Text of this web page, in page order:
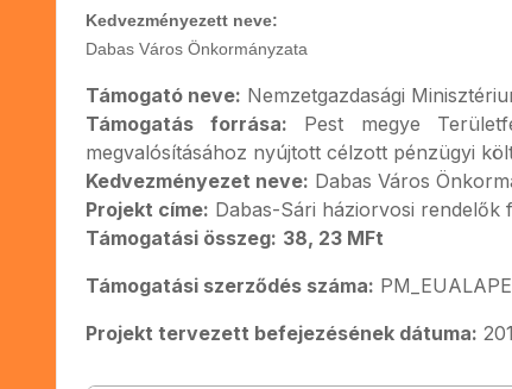
Kedvezményezett neve:
Dabas Város Önkormányzata
Támogató neve: Nemzetgazdasági
Támogatás forrása: Pest megye
megvalósításához nyújtott célzott pénzügyi
Kedvezményezet neve: Dabas Város
Projekt címe: Dabas-Sári háziorvosi rendelők
Támogatási összeg: 38, 23 MFt
Támogatási szerződés száma:
Projekt tervezett befejezésének dátuma: